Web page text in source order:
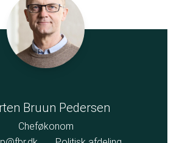
Bruun Pedersen
Cheføkonom